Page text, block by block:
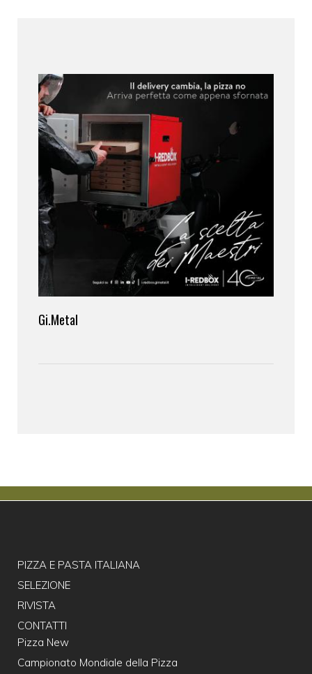
Gi.Metal
PIZZA E PASTA ITALIANA
SELEZIONE
RIVISTA
CONTATTI
Pizza New
Campionato Mondiale della Pizza